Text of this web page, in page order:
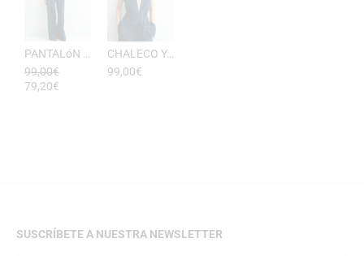
PANTALóN YUKATA MUJER RAYAS DE ESEOESE
99,00€
79,20€
CHALECO YUKATA MUJER DE RAYAS ESEOESE
99,00€
SUSCRÍBETE A NUESTRA NEWSLETTER